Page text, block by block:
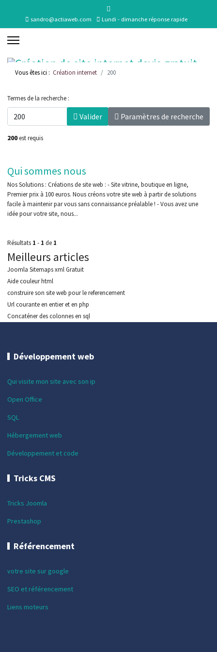
sandro@actiaweb.com Lundi - dimanche réponse rapide
Vous êtes ici : Création internet 200
Termes de la recherche :
Valider Paramètres de recherche
200est requis
Qui sommes nous
Nos Solutions : Créations de site web : - Site vitrine, boutique en ligne,
Premier prix à 100 euros. Nous créons votre site web à partir de solutions
facile à maintenir par vous sans connaissance préalable ! - Vous avez une
idée pour votre site, nous...
Résultats 1 - 1 de 1
Meilleurs articles
Joomla Sitemaps xml Gratuit
Aide couleur html
construire son site web pour le referencement
Url courante en entier et en php
Concaténer des colonnes en sql
Développement web
Qui visite mon site avec son ip
Open Office
SQL
Hébergement web
Développement et code
Tricks CMS
Tricks Joomla
Prestashop
Référencement
votre site sur google
SEO et référencement
Liens moteurs